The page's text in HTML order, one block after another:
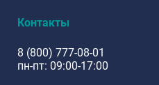
Контакты
8 (800) 777-08-01
пн-пт: 09:00-17:00